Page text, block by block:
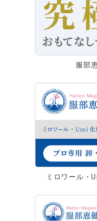
服部
ミロワール・